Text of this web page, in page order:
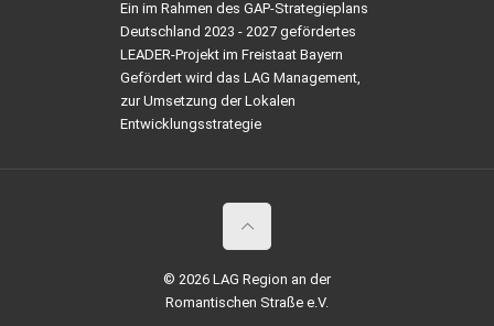
Ein im Rahmen des GAP-Strategieplans
Deutschland 2023 - 2027 gefördertes
LEADER-Projekt im Freistaat Bayern
Gefördert wird das LAG Management,
zur Umsetzung der Lokalen
Entwicklungsstrategie
© 2026 LAG Region an der
Romantischen Straße e.V.